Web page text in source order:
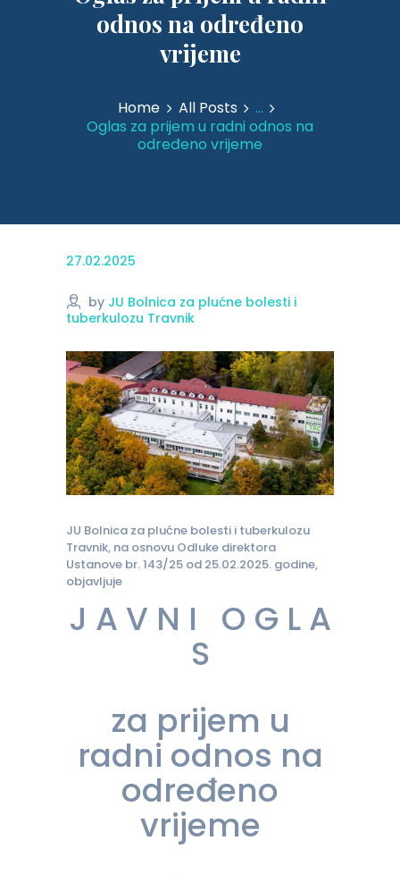
odnos na određeno
vrijeme
Home All Posts
...
Oglas za prijem u radni odnos na
određeno vrijeme
27.02.2025
by JU Bolnica za plućne bolesti i
tuberkulozu Travnik
JU Bolnica za plućne bolesti i tuberkulozu
Travnik, na osnovu Odluke direktora
Ustanove br. 143/25 od 25.02.2025. godine,
objavljuje
J A V N I O G L A
S
za prijem u
radni odnos na
određeno
vrijeme